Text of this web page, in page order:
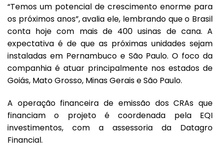
“Temos um potencial de crescimento enorme para
os próximos anos”, avalia ele, lembrando que o Brasil
conta hoje com mais de 400 usinas de cana. A
expectativa é de que as próximas unidades sejam
instaladas em Pernambuco e São Paulo. O foco da
companhia é atuar principalmente nos estados de
Goiás, Mato Grosso, Minas Gerais e São Paulo.
A operação financeira de emissão dos CRAs que
financiam o projeto é coordenada pela EQI
investimentos, com a assessoria da Datagro
Financial.